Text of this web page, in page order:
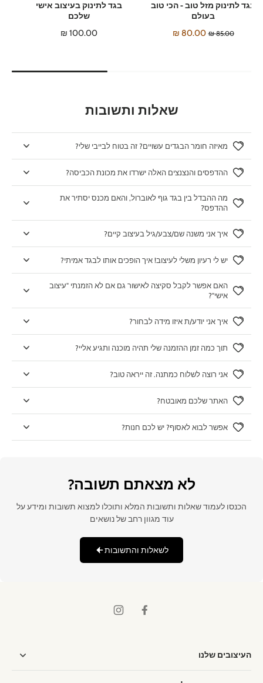
בגד לתינוק בעיצוב אישי
שלכם
100.00 ₪
בגד לתינוק מזל טוב - הכי טוב
בעולם
85.00 ₪
80.00 ₪
שאלות ותשובות
מאיזה חומר הבגדים עשויים? זה בטוח לבייבי שלי?
ההדפסים והנצנצים האלה ישרדו את מכונת הכביסה?
מה ההבדל בין בגד גוף לאוברול, והאם מכנס יסתיר את
ההדפס?
איך אני משנה שם/צבע/גיל בעיצוב קיים?
יש לי רעיון משלי לעיצוב! איך הופכים אותו לבגד אמיתי?
האם אפשר לקבל סקיצה לאישור גם אם לא הזמנתי "עיצוב
אישי"?
איך אני יודע/ת איזו מידה לבחור?
תוך כמה זמן ההזמנה שלי תהיה מוכנה ותגיע אליי?
אני רוצה לשלוח כמתנה. זה ייראה טוב?
האתר שלכם מאובטח?
אפשר לבוא לאסוף? יש לכם חנות?
לא מצאתם תשובה?
הכנסו לעמוד שאלות ותשובות המלא ותוכלו למצוא תשובות ומידע על
עוד מגוון רחב של נושאים
לשאלות והתשובות
העיצובים שלנו